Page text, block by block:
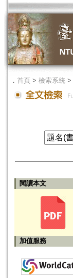
． 首頁 > 檢索系統 >
閱讀本文
加值服務